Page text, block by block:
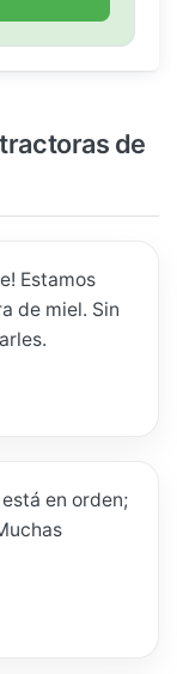
de
Estamos
de miel. Sin
en orden;